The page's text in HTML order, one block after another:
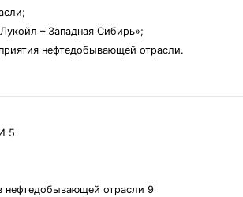
– Западная Сибирь»;
нефтедобывающей отрасли.
5
нефтедобывающей отрасли 9